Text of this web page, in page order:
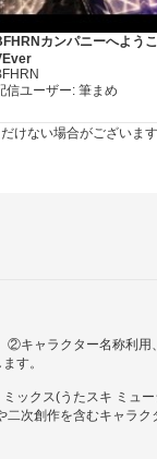
カンパニーへよう
信ユーザー: 筆まめ
けない場合がございます
②キャラクター名称利
す。
ックス(うたスキ ミュ
次創作を含むキャラ